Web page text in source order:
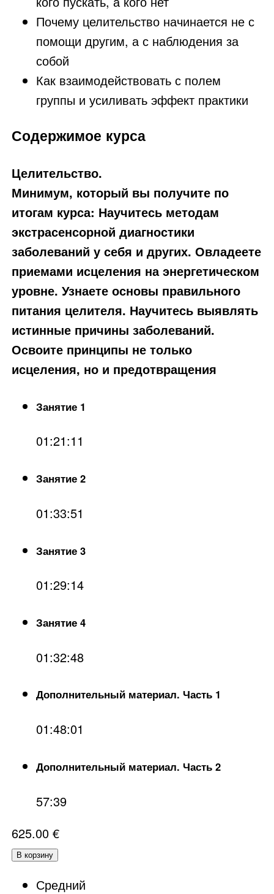
Почему целительство начинается не с
помощи другим, а с наблюдения за
собой
Как взаимодействовать с полем
группы и усиливать эффект практики
Содержимое курса
Целительство.
Минимум, который вы получите по
итогам курса: Научитесь методам
экстрасенсорной диагностики
заболеваний у себя и других. Овладеете
приемами исцеления на энергетическом
уровне. Узнаете основы правильного
питания целителя. Научитесь выявлять
истинные причины заболеваний.
Освоите принципы не только
исцеления, но и предотвращения
Занятие 1
01:21:11
Занятие 2
01:33:51
Занятие 3
01:29:14
Занятие 4
01:32:48
Дополнительный материал. Часть 1
01:48:01
Дополнительный материал. Часть 2
57:39
625.00 €
В корзину
Средний